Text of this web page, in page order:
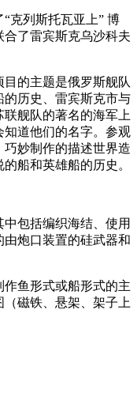
克列斯托瓦亚上” 博
了雷宾斯克乌沙科夫
的主题是俄罗斯舰队
历史、雷宾斯克市与
舰队的著名的海军上
道他们的名字。参观
妙制作的描述世界造
船和英雄船的历史。
包括编织海结、使用
由炮口装置的硅武器和
鱼形式或船形式的主
磁铁、悬架、架子上